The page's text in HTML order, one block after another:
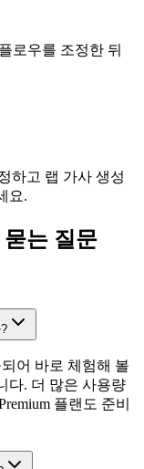
로우를 조정한 뒤
하고 랩 가사 생성
요.
는 질문
어 바로 체험해 볼
다. 더 많은 사용량
플랜도 준비